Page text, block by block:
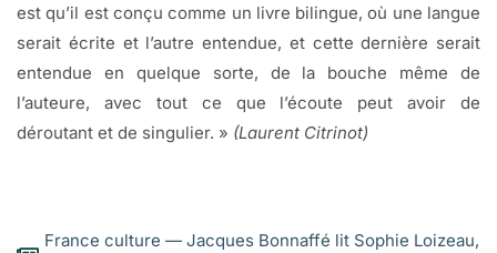
est qu’il est conçu comme un livre bilingue, où une langue
serait écrite et l’autre entendue, et cette dernière serait
entendue en quelque sorte, de la bouche même de
l’auteure, avec tout ce que l’écoute peut avoir de
déroutant et de singulier. » (Laurent Citrinot)
France culture — Jacques Bonnaffé lit Sophie Loizeau,